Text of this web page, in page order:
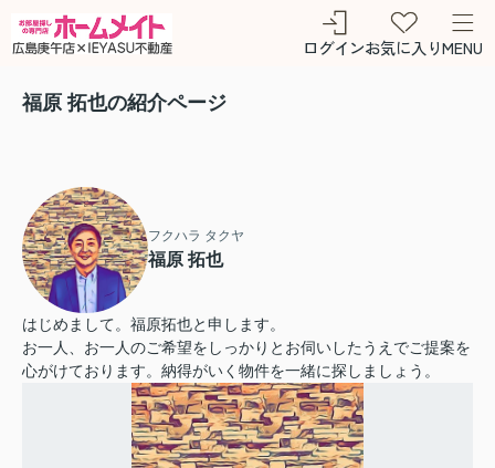
ログインお気に入りMENU
福原 拓也の紹介ページ
フクハラ タクヤ
福原 拓也
はじめまして。福原拓也と申します。
お一人、お一人のご希望をしっかりとお伺いしたうえでご提案を
心がけております。納得がいく物件を一緒に探しましょう。